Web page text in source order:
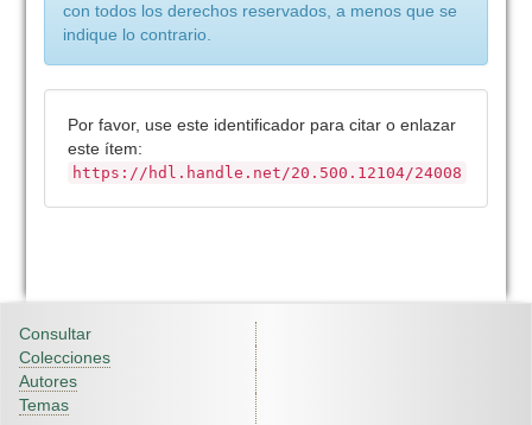
con todos los derechos reservados, a menos que se
indique lo contrario.
Por favor, use este identificador para citar o enlazar
este ítem:
https://hdl.handle.net/20.500.12104/24008
Consultar
Colecciones
Autores
Temas